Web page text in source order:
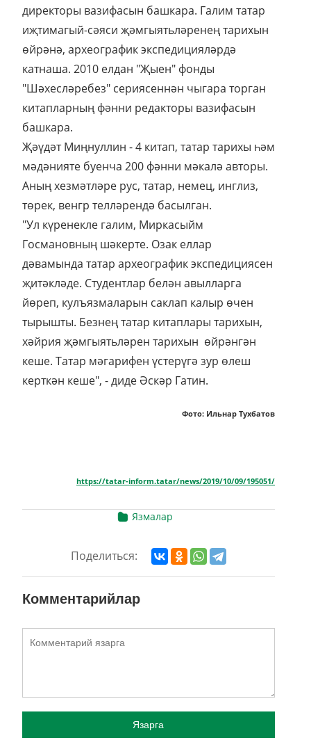
директоры вазифасын башкара. Галим татар
иҗтимагый-сәяси җәмгыятьләренең тарихын
өйрәнә, археографик экспедицияләрдә
катнаша. 2010 елдан "Җыен" фонды
"Шәхесләребез" сериясеннән чыгара торган
китапларның фәнни редакторы вазифасын
башкара.
Җәүдәт Миңнуллин - 4 китап, татар тарихы һәм
мәдәнияте буенча 200 фәнни мәкалә авторы.
Аның хезмәтләре рус, татар, немец, инглиз,
төрек, венгр телләрендә басылган.
"Ул күренекле галим, Миркасыйм
Госмановның шәкерте. Озак еллар
дәвамында татар археографик экспедициясен
җитәкләде. Студентлар белән авылларга
йөреп, кулъязмаларын саклап калыр өчен
тырышты. Безнең татар китаплары тарихын,
хәйрия җәмгыятьләрен тарихын өйрәнгән
кеше. Татар мәгарифен үстерүгә зур өлеш
керткән кеше", - диде Әскәр Гатин.
Фото: Ильнар Тухбатов
https://tatar-inform.tatar/news/2019/10/09/195051/
Язмалар
Поделиться:
Комментарийлар
Язарга